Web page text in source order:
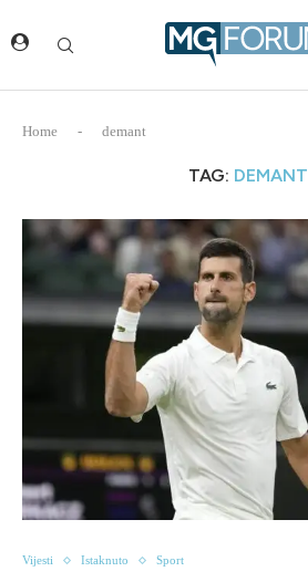
Home - demant
TAG: DEMANT
Vijesti Istaknuto Sport